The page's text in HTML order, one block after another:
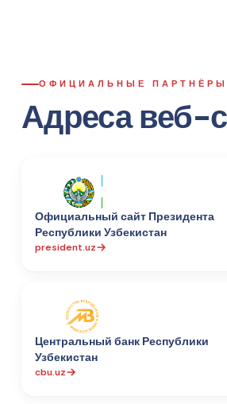
ОФИЦИАЛЬНЫЕ ПАРТНЁРЫ
Адреса веб-
Официальный сайт Президента
Республики Узбекистан
president.uz
Центральный банк Республики
Узбекистан
cbu.uz